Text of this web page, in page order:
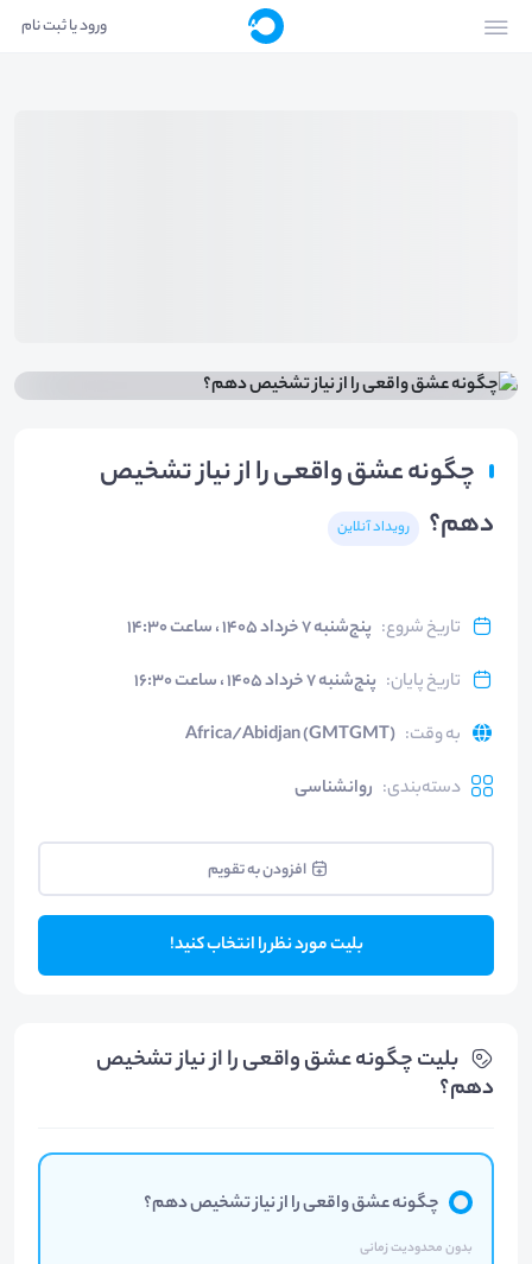
ورود یا ثبت نام
چگونه عشق واقعی را از نیاز تشخیص
دهم؟
رویداد آنلاین
تاریخ شروع: پنج‌شنبه ۷ خرداد ۱۴۰۵ ، ساعت ۱۴:۳۰
تاریخ پایان: پنج‌شنبه ۷ خرداد ۱۴۰۵ ، ساعت ۱۶:۳۰
به وقت:
Africa/Abidjan (GMTGMT)
دسته‌بندی: روانشناسی
افزودن به تقویم
بلیت مورد نظر را انتخاب کنید!
بلیت‌ چگونه عشق واقعی را از نیاز تشخیص
دهم؟
چگونه عشق واقعی را از نیاز تشخیص دهم؟
بدون محدودیت زمانی